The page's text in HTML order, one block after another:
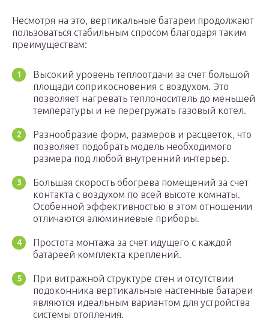
Несмотря на это, вертикальные батареи продолжают
пользоваться стабильным спросом благодаря таким
преимуществам:
Высокий уровень теплоотдачи за счет большой
площади соприкосновения с воздухом. Это
позволяет нагревать теплоноситель до меньшей
температуры и не перегружать газовый котел.
Разнообразие форм, размеров и расцветок, что
позволяет подобрать модель необходимого
размера под любой внутренний интерьер.
Большая скорость обогрева помещений за счет
контакта с воздухом по всей высоте комнаты.
Особенной эффективностью в этом отношении
отличаются алюминиевые приборы.
Простота монтажа за счет идущего с каждой
батареей комплекта креплений.
При витражной структуре стен и отсутствии
подоконника вертикальные настенные батареи
являются идеальным вариантом для устройства
системы отопления.